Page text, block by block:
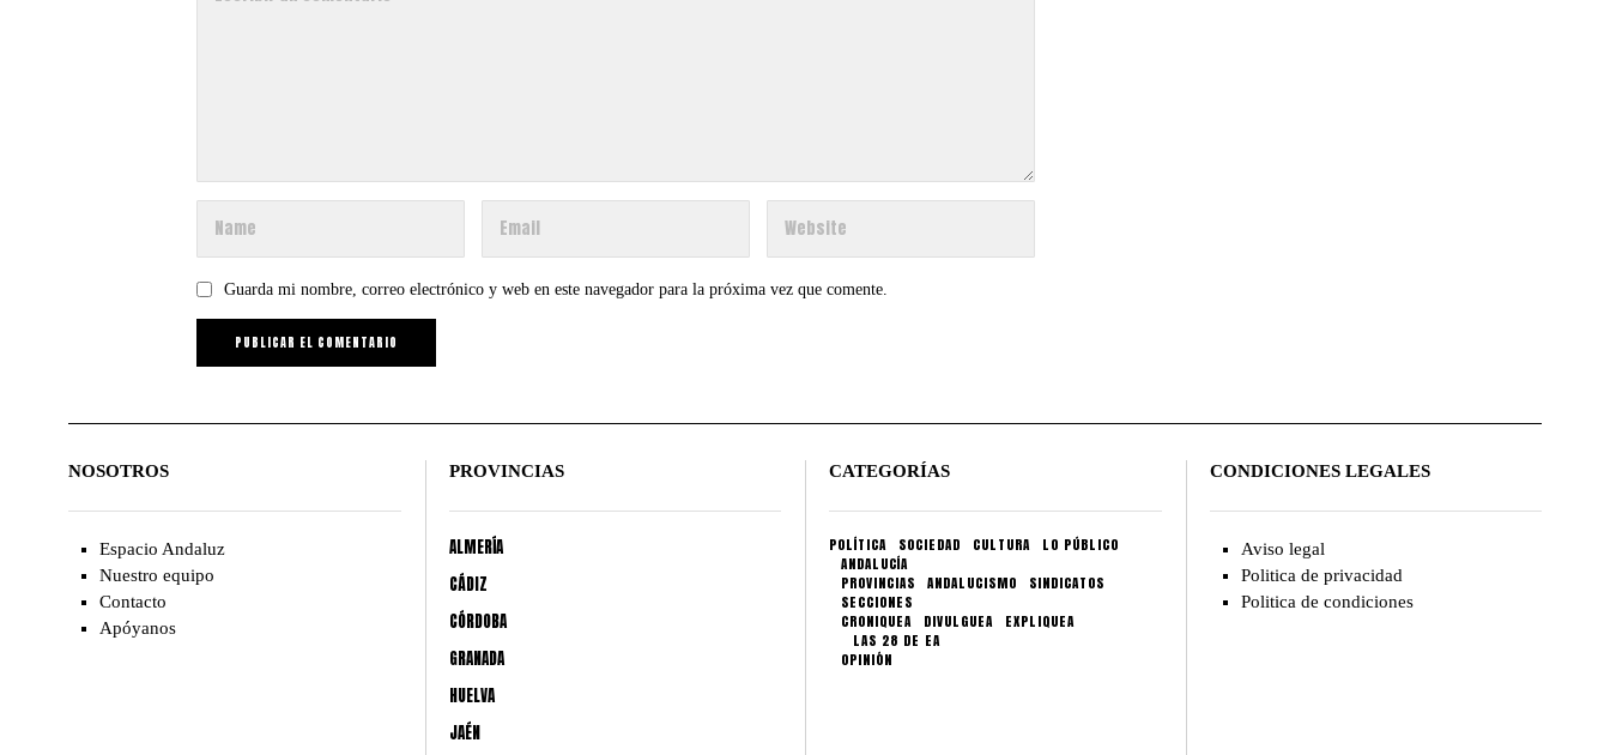
Guarda mi nombre, correo electrónico y web en este navegador para la próxima vez que comente.
NOSOTROS
Espacio Andaluz
Nuestro equipo
Contacto
Apóyanos
PROVINCIAS
ALMERÍA
CÁDIZ
CÓRDOBA
GRANADA
HUELVA
JAÉN
CATEGORÍAS
POLÍTICA SOCIEDAD CULTURA
LO PÚBLICO
ANDALUCÍA
PROVINCIAS
ANDALUCISMO
SINDICATOS
SECCIONES
CRONIQUEA
DIVULGUEA
EXPLIQUEA
LAS 28 DE EA
OPINIÓN
CONDICIONES LEGALES
Aviso legal
Politica de privacidad
Politica de condiciones